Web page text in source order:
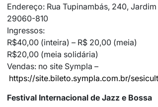
Endereço: Rua Tupinambás, 240,
29060-810
Ingressos:
R$40,00 (inteira) – R$ 20,00 (meia)
R$20,00 (meia solidária)
Vendas: no site Sympla –
https://site.bileto.sympla.com.br/
Festival Internacional de Jazz e Bossa